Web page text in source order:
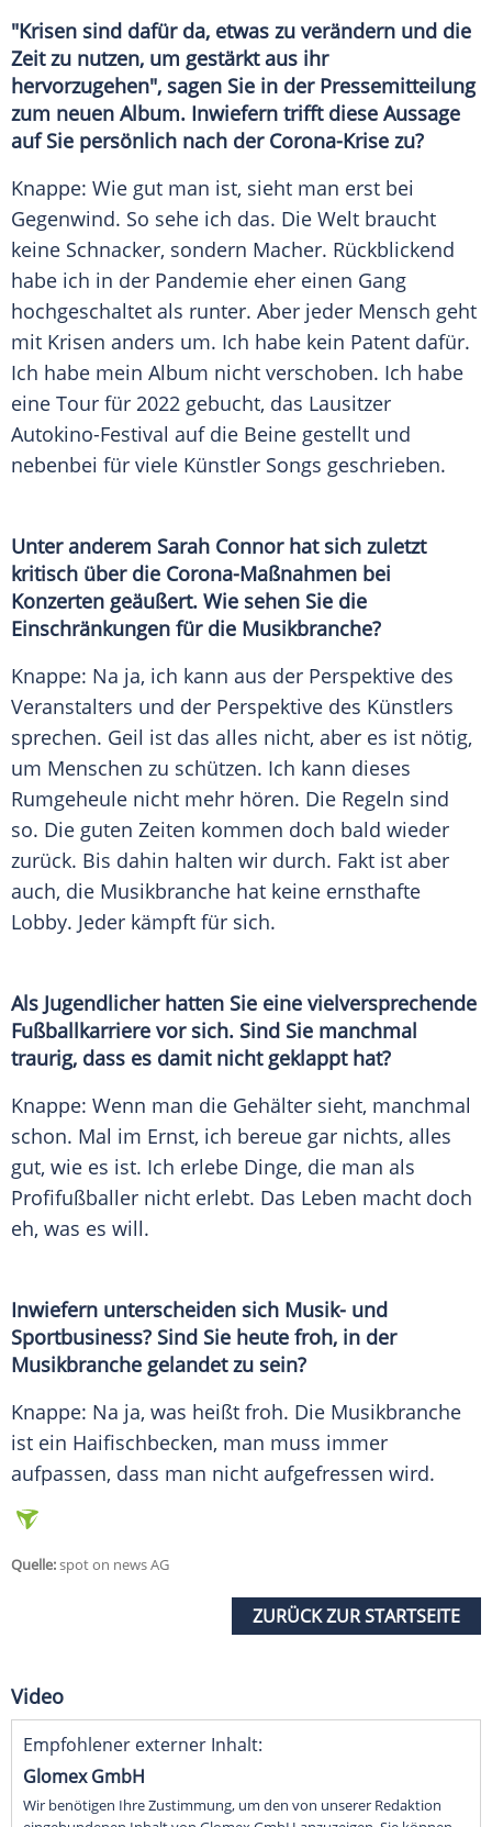
"Krisen sind dafür da, etwas zu verändern und die
Zeit zu nutzen, um gestärkt aus ihr
hervorzugehen", sagen Sie in der Pressemitteilung
zum neuen Album. Inwiefern trifft diese Aussage
auf Sie persönlich nach der Corona-Krise zu?
Knappe: Wie gut man ist, sieht man erst bei
Gegenwind. So sehe ich das. Die Welt braucht
keine Schnacker, sondern Macher. Rückblickend
habe ich in der Pandemie eher einen Gang
hochgeschaltet als runter. Aber jeder Mensch geht
mit Krisen anders um. Ich habe kein Patent dafür.
Ich habe mein Album nicht verschoben. Ich habe
eine Tour für 2022 gebucht, das Lausitzer
Autokino-Festival auf die Beine gestellt und
nebenbei für viele Künstler Songs geschrieben.
Unter anderem Sarah Connorhat sich zuletzt
kritisch über die Corona-Maßnahmen bei
Konzerten geäußert. Wie sehen Sie die
Einschränkungen für die Musikbranche?
Knappe: Na ja, ich kann aus der Perspektive des
Veranstalters und der Perspektive des Künstlers
sprechen. Geil ist das alles nicht, aber es ist nötig,
um Menschen zu schützen. Ich kann dieses
Rumgeheule nicht mehr hören. Die Regeln sind
so. Die guten Zeiten kommen doch bald wieder
zurück. Bis dahin halten wir durch. Fakt ist aber
auch, die Musikbranche hat keine ernsthafte
Lobby. Jeder kämpft für sich.
Als Jugendlicher hatten Sie eine vielversprechende
Fußballkarriere vor sich. Sind Sie manchmal
traurig, dass es damit nicht geklappt hat?
Knappe: Wenn man die Gehälter sieht, manchmal
schon. Mal im Ernst, ich bereue gar nichts, alles
gut, wie es ist. Ich erlebe Dinge, die man als
Profifußballer nicht erlebt. Das Leben macht doch
eh, was es will.
Inwiefern unterscheiden sich Musik- und
Sportbusiness? Sind Sie heute froh, in der
Musikbranche gelandet zu sein?
Knappe: Na ja, was heißt froh. Die Musikbranche
ist ein Haifischbecken, man muss immer
aufpassen, dass man nicht aufgefressen wird.
Quelle:spot on news AG
ZURÜCK ZUR STARTSEITE
Video
Empfohlener externer Inhalt:
Glomex GmbH
Wir benötigen Ihre Zustimmung, um den von unserer Redaktion